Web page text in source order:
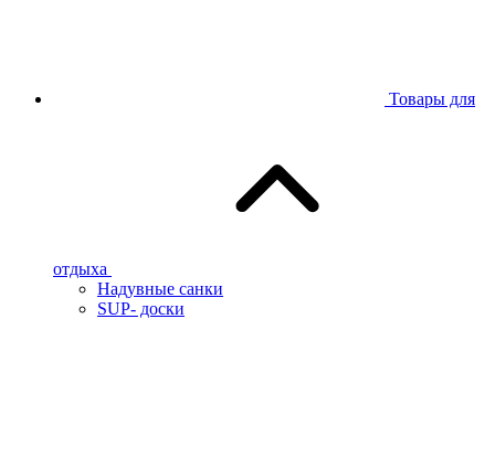
Товары для
отдыха
Надувные санки
SUP- доски